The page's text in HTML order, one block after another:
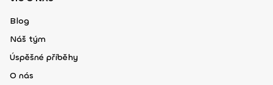
Blog
Náš tým
Úspěšné příběhy
O nás